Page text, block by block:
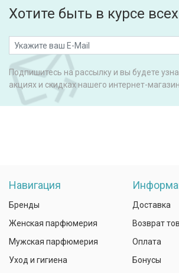
Хотите быть в курсе
Подпишитесь на рассылку и вы будете
акциях и скидках нашего интернет-
Навигация
Бренды
Женская парфюмерия
Мужская парфюмерия
Уход и гигиена
Доставка
Возврат
Оплата
Бонусы